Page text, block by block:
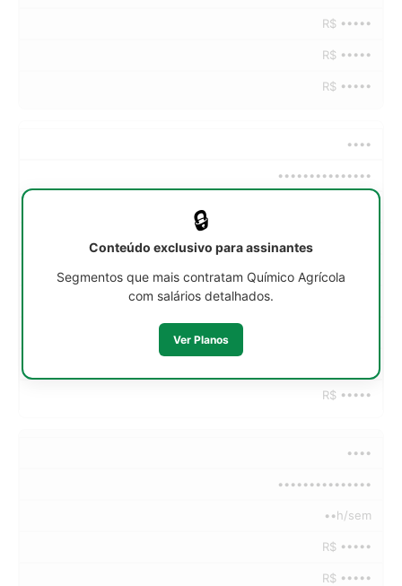
R$ •••••
R$ •••••
R$ •••••
••••
•••••••••••••••
R$ •••••
R$ •••••
••••
•••••••••••••••
••h/sem
R$ •••••
R$ •••••
🔒
Conteúdo exclusivo para assinantes
Segmentos que mais contratam Químico Agrícola
com salários detalhados.
Ver Planos